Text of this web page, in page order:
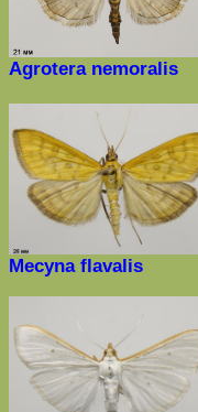
Agrotera nemoralis
Mecyna flavalis